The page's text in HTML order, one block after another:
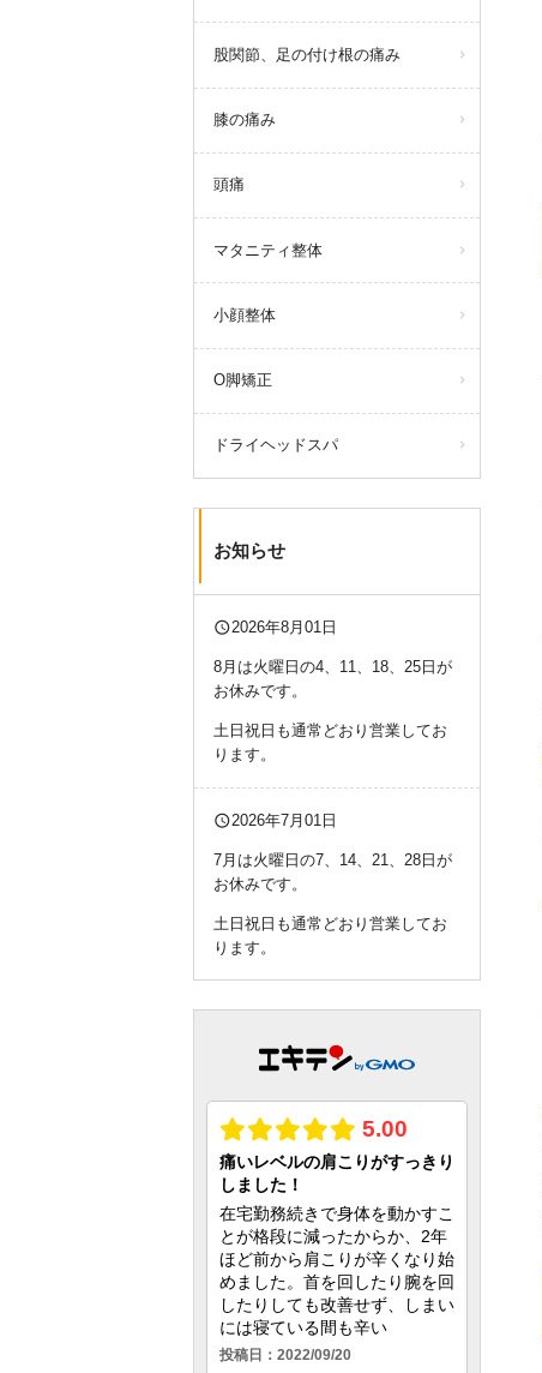
股関節、足の付け根の痛み
膝の痛み
頭痛
マタニティ整体
小顔整体
O脚矯正
ドライヘッドスパ
お知らせ
query_builder2026年8月01日
8月は火曜日の4、11、18、25日が
お休みです。
土日祝日も通常どおり営業してお
ります。
query_builder2026年7月01日
7月は火曜日の7、14、21、28日が
お休みです。
土日祝日も通常どおり営業してお
ります。
query_builder2026年6月04日
6月は火曜日の2、9、16、23、30日
がお休みです。
土日祝日も通常どおり営業してお
ります。
query_builder2026年5月01日
5月は火曜日の5、12、19、26日が
お休みです。
土日祝日も通常どおり営業してお
ります。